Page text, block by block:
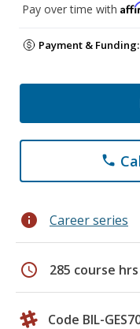
Pay over time with
Payment & Funding:
phone
info Career series
schedule 285 course hrs
Code BIL-